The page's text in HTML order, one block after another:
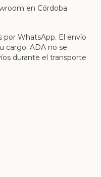
en Córdoba
por WhatsApp. El envío
cargo. ADA no se
durante el transporte